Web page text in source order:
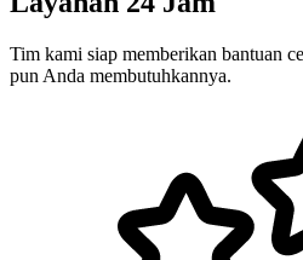
Tim kami siap memberikan bantuan
pun Anda membutuhkannya.